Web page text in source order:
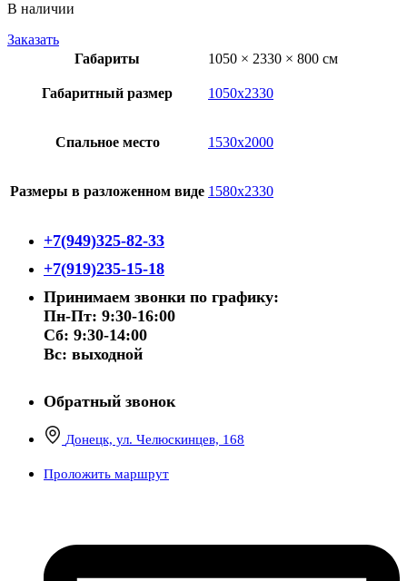
В наличии
Заказать
Габариты
1050 × 2330 × 800 см
Габаритный размер 1050х2330
Спальное место 1530х2000
Размеры в разложенном виде 1580х2330
+7(949)325-82-33
+7(919)235-15-18
Принимаем звонки по графику:
Пн-Пт: 9:30-16:00
Сб: 9:30-14:00
Вс: выходной
Обратный звонок
Донецк, ул. Челюскинцев, 168
Проложить маршрут